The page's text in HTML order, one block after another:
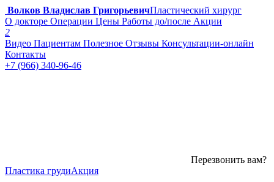
Волков Владислав ГригорьевичПластический хирург
О докторе Операции Цены Работы до/после Акции
2
Видео Пациентам Полезное Отзывы Консультации-онлайн
Контакты
+7 (966) 340-96-46
Перезвонить вам?
Пластика грудиАкция